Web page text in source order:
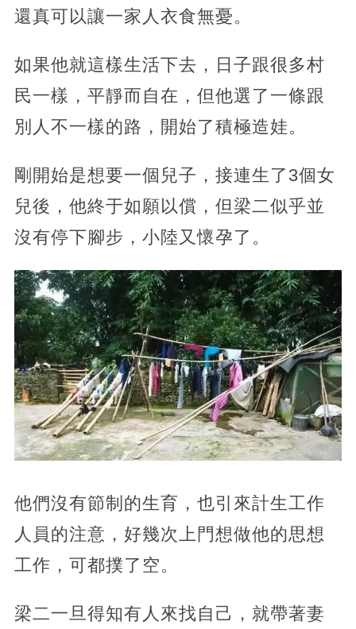
還真可以讓一家人衣食無憂。
如果他就這樣生活下去，日子跟很多村
民一樣，平靜而自在，但他選了一條跟
別人不一樣的路，開始了積極造娃。
剛開始是想要一個兒子，接連生了3個女
兒後，他終于如願以償，但梁二似乎並
沒有停下腳步，小陸又懷孕了。
他們沒有節制的生育，也引來計生工作
人員的注意，好幾次上門想做他的思想
工作，可都撲了空。
梁二一旦得知有人來找自己，就帶著妻